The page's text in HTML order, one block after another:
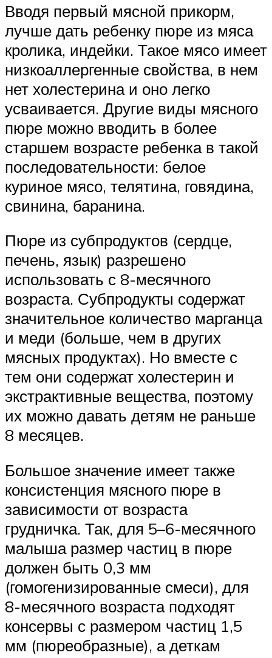
Вводя первый мясной прикорм,
лучше дать ребенку пюре из мяса
кролика, индейки. Такое мясо имеет
низкоаллергенные свойства, в нем
нет холестерина и оно легко
усваивается. Другие виды мясного
пюре можно вводить в более
старшем возрасте ребенка в такой
последовательности: белое
куриное мясо, телятина, говядина,
свинина, баранина.
Пюре из субпродуктов (сердце,
печень, язык) разрешено
использовать с 8-месячного
возраста. Субпродукты содержат
значительное количество марганца
и меди (больше, чем в других
мясных продуктах). Но вместе с
тем они содержат холестерин и
экстрактивные вещества, поэтому
их можно давать детям не раньше
8 месяцев.
Большое значение имеет также
консистенция мясного пюре в
зависимости от возраста
грудничка. Так, для 5–6-месячного
малыша размер частиц в пюре
должен быть 0,3 мм
(гомогенизированные смеси), для
8-месячного возраста подходят
консервы с размером частиц 1,5
мм (пюреобразные), а деткам